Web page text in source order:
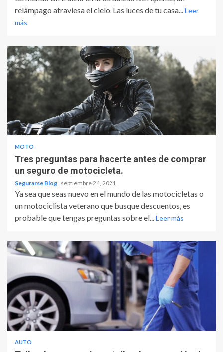
relámpago atraviesa el cielo. Las luces de tu casa...Leer
más
MOTO
Tres preguntas para hacerte antes de comprar
un seguro de motocicleta.
Segurarse Blog septiembre 24, 2021
Ya sea que seas nuevo en el mundo de las motocicletas o
un motociclista veterano que busque descuentos, es
probable que tengas preguntas sobre el...Leer más
AUTO